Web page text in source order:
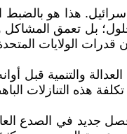
إسرائيل. هذا هو
بل تعمق
الولايات
والتنمية قبل
هذه التنازلات
جديد في الصدع